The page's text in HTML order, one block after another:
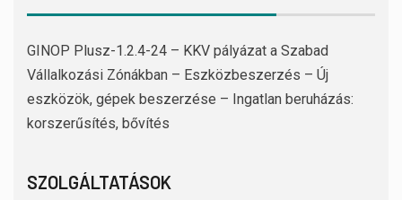
GINOP Plusz-1.2.4-24 – KKV pályázat a Szabad
Vállalkozási Zónákban – Eszközbeszerzés – Új
eszközök, gépek beszerzése – Ingatlan beruházás:
korszerűsítés, bővítés
SZOLGÁLTATÁSOK